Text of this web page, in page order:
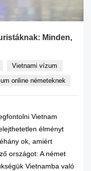
Minden,
Vietnami vízum
online németeknek
Vietnam
élményt
ok, amiért
országot: A német
Vietnamba való